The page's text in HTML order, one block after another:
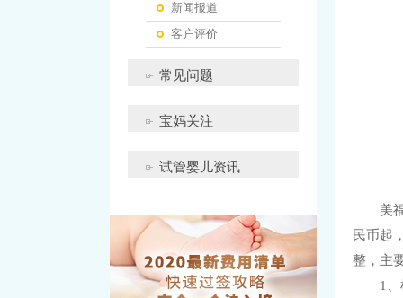
美
民币起
整，主
1
新闻报道
客户评价
常见问题
宝妈关注
试管婴儿资讯